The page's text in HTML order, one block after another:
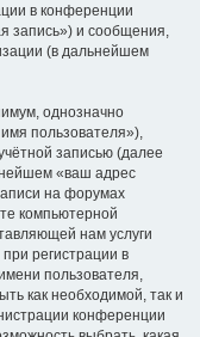
в конференции
запись») и сообщения,
(в дальнейшем
однозначно
пользователя»),
записью (далее
«ваш адрес
на форумах
компьютерной
нам услуги
регистрации в
пользователя,
как необходимой, так и
конференции